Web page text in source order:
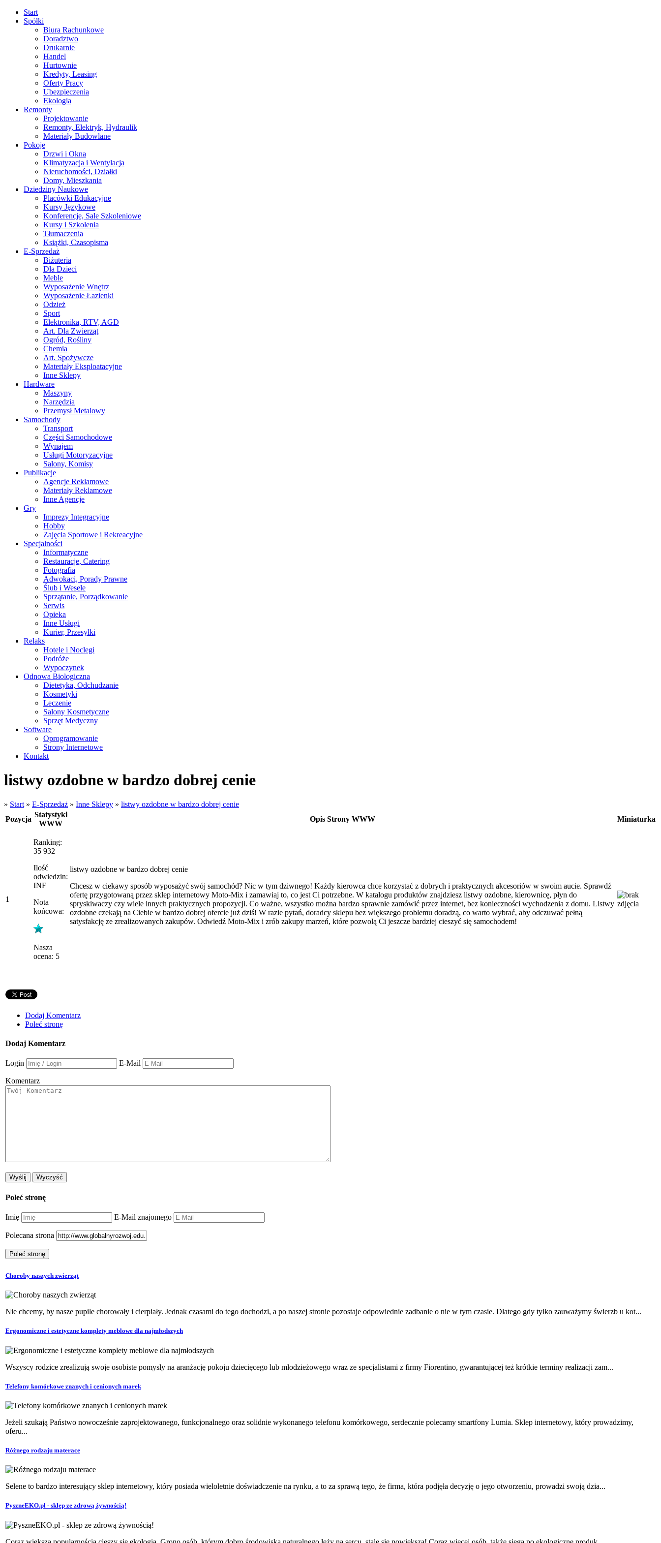
Start
Spółki
Biura Rachunkowe
Doradztwo
Drukarnie
Handel
Hurtownie
Kredyty, Leasing
Oferty Pracy
Ubezpieczenia
Ekologia
Remonty
Projektowanie
Remonty, Elektryk, Hydraulik
Materiały Budowlane
Pokoje
Drzwi i Okna
Klimatyzacja i Wentylacja
Nieruchomości, Działki
Domy, Mieszkania
Dziedziny Naukowe
Placówki Edukacyjne
Kursy Językowe
Konferencje, Sale Szkoleniowe
Kursy i Szkolenia
Tłumaczenia
Książki, Czasopisma
E-Sprzedaż
Biżuteria
Dla Dzieci
Meble
Wyposażenie Wnętrz
Wyposażenie Łazienki
Odzież
Sport
Elektronika, RTV, AGD
Art. Dla Zwierząt
Ogród, Rośliny
Chemia
Art. Spożywcze
Materiały Eksploatacyjne
Inne Sklepy
Hardware
Maszyny
Narzędzia
Przemysł Metalowy
Samochody
Transport
Części Samochodowe
Wynajem
Usługi Motoryzacyjne
Salony, Komisy
Publikacje
Agencje Reklamowe
Materiały Reklamowe
Inne Agencje
Gry
Imprezy Integracyjne
Hobby
Zajęcia Sportowe i Rekreacyjne
Specjalności
Informatyczne
Restauracje, Catering
Fotografia
Adwokaci, Porady Prawne
Ślub i Wesele
Sprzątanie, Porządkowanie
Serwis
Opieka
Inne Usługi
Kurier, Przesyłki
Relaks
Hotele i Noclegi
Podróże
Wypoczynek
Odnowa Biologiczna
Dietetyka, Odchudzanie
Kosmetyki
Leczenie
Salony Kosmetyczne
Sprzęt Medyczny
Software
Oprogramowanie
Strony Internetowe
Kontakt
listwy ozdobne w bardzo dobrej cenie
» Start » E-Sprzedaż » Inne Sklepy » listwy ozdobne w bardzo dobrej cenie
Pozycja
Statystyki
WWW
Opis Strony WWW Miniaturka
1
Ranking:
35 932
Ilość
odwiedzin:
INF
Nota
końcowa:
Nasza
ocena: 5
listwy ozdobne w bardzo dobrej cenie
Chcesz w ciekawy sposób wyposażyć swój samochód? Nic w tym dziwnego! Każdy kierowca chce korzystać z dobrych i praktycznych akcesoriów w swoim aucie. Sprawdź
ofertę przygotowaną przez sklep internetowy Moto-Mix i zamawiaj to, co jest Ci potrzebne. W katalogu produktów znajdziesz listwy ozdobne, kierownicę, płyn do
spryskiwaczy czy wiele innych praktycznych propozycji. Co ważne, wszystko można bardzo sprawnie zamówić przez internet, bez konieczności wychodzenia z domu. Listwy
ozdobne czekają na Ciebie w bardzo dobrej ofercie już dziś! W razie pytań, doradcy sklepu bez większego problemu doradzą, co warto wybrać, aby odczuwać pełną
satysfakcję ze zrealizowanych zakupów. Odwiedź Moto-Mix i zrób zakupy marzeń, które pozwolą Ci jeszcze bardziej cieszyć się samochodem!
Dodaj Komentarz
Poleć stronę
Dodaj Komentarz
Login E-Mail
Komentarz
Poleć stronę
Imię E-Mail znajomego
Polecana strona
Choroby naszych zwierząt
Nie chcemy, by nasze pupile chorowały i cierpiały. Jednak czasami do tego dochodzi, a po naszej stronie pozostaje odpowiednie zadbanie o nie w tym czasie. Dlatego gdy tylko zauważymy świerzb u kot...
Ergonomiczne i estetyczne komplety meblowe dla najmłodszych
Wszyscy rodzice zrealizują swoje osobiste pomysły na aranżację pokoju dziecięcego lub młodzieżowego wraz ze specjalistami z firmy Fiorentino, gwarantującej też krótkie terminy realizacji zam...
Telefony komórkowe znanych i cenionych marek
Jeżeli szukają Państwo nowocześnie zaprojektowanego, funkcjonalnego oraz solidnie wykonanego telefonu komórkowego, serdecznie polecamy smartfony Lumia. Sklep internetowy, który prowadzimy,
oferu...
Różnego rodzaju materace
Selene to bardzo interesujący sklep internetowy, który posiada wieloletnie doświadczenie na rynku, a to za sprawą tego, że firma, która podjęła decyzję o jego otworzeniu, prowadzi swoją dzia...
PyszneEKO.pl - sklep ze zdrową żywnością!